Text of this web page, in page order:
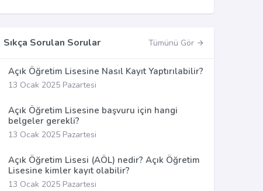
Sıkça Sorulan Sorular Tümünü Gör
Açık Öğretim Lisesine Nasıl Kayıt Yaptırılabilir?
13 Ocak 2025 Pazartesi
Açık Öğretim Lisesine başvuru için hangi
belgeler gerekli?
13 Ocak 2025 Pazartesi
Açık Öğretim Lisesi (AÖL) nedir? Açık Öğretim
Lisesine kimler kayıt olabilir?
13 Ocak 2025 Pazartesi